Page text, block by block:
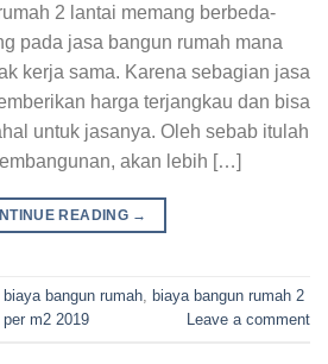
2 lantai memang berbeda-
pada jasa bangun rumah mana
kerja sama. Karena sebagian jasa
harga terjangkau dan bisa
untuk jasanya. Oleh sebab itulah
akan lebih […]
READING →
biaya bangun rumah
biaya bangun rumah 2
m2 2019 Leave a comment